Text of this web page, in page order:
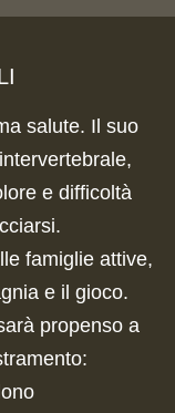
salute. Il suo
e difficoltà
famiglie attive,
e il gioco.
propenso a
: